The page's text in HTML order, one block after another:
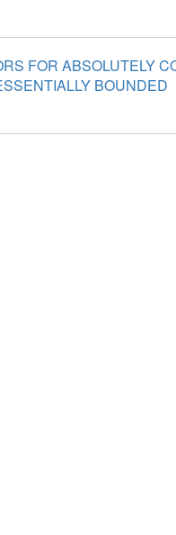
FOR ABSOLUTELY
BOUNDED